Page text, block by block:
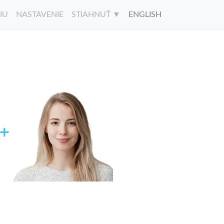
NASTAVENIE STIAHNUŤ ▼ ENGLISH